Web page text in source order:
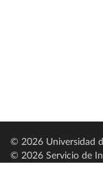
© 2026 Universidad
© 2026 Servicio de